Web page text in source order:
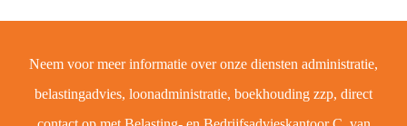
Neem voor meer informatie over onze diensten administratie,
belastingadvies, loonadministratie, boekhouding zzp, direct